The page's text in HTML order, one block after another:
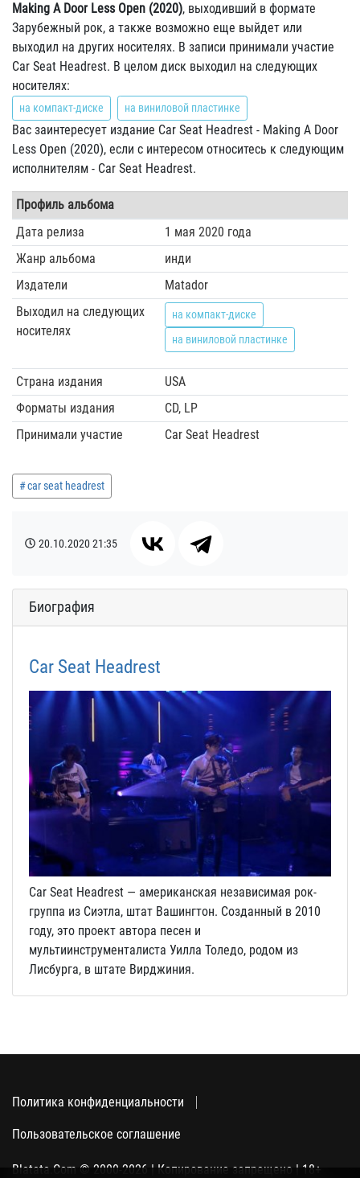
Making A Door Less Open (2020), выходивший в формате
Зарубежный рок, а также возможно еще выйдет или
выходил на других носителях. В записи принимали участие
Car Seat Headrest. В целом диск выходил на следующих
носителях:
на компакт-диске на виниловой пластинке
Вас заинтересует издание Car Seat Headrest - Making A Door
Less Open (2020), если с интересом относитесь к следующим
исполнителям - Car Seat Headrest.
Профиль альбома
Дата релиза
1 мая 2020 года
Жанр альбома
инди
Издатели
Matador
Выходил на следующих
носителях
на компакт-диске
на виниловой пластинке
Страна издания
USA
Форматы издания
CD, LP
Принимали участие
Car Seat Headrest
car seat headrest
20.10.202021:35
Биография
Car Seat Headrest
Car Seat Headrest — американская независимая рок-
группа из Сиэтла, штат Вашингтон. Созданный в 2010
году, это проект автора песен и
мультиинструменталиста Уилла Толедо, родом из
Лисбурга, в штате Вирджиния.
Политика конфиденциальности
Пользовательское соглашение
Blatata.Com © 2000-2026 | Копирование запрещено | 18+